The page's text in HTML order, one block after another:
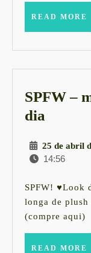
READ MORE
SPFW –
dia
meu
do
dia
25 de abril
14:56
SPFW! ♥Look
longa de
(compre aqui)
READ MORE